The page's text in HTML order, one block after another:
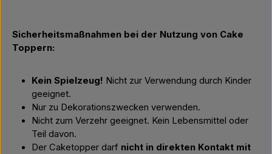
Sicherheitsmaßnahmen bei der Nutzung von Cake
Toppern:
Kein Spielzeug! Nicht zur Verwendung durch Kinder
geeignet.
Nur zu Dekorationszwecken verwenden.
Nicht zum Verzehr geeignet. Kein Lebensmittel oder
Teil davon.
Der Caketopper darf nicht in direkten Kontakt mit